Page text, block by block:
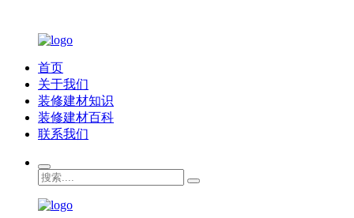
首页
关于我们
装修建材知识
装修建材百科
联系我们